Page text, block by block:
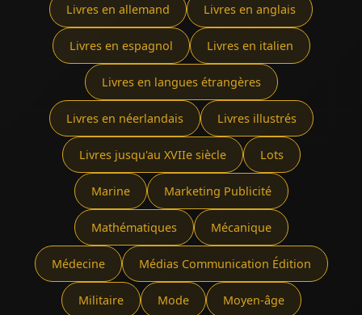
Livres en allemand Livres en anglais
Livres en espagnol Livres en italien
Livres en langues étrangères
Livres en néerlandais Livres illustrés
Livres jusqu'au XVIIe siècle Lots
Marine Marketing Publicité
Mathématiques Mécanique
Médecine Médias Communication Édition
Militaire Mode Moyen-âge